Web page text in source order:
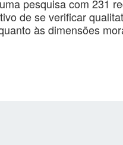
pesquisa com 231
de se verificar
às dimensões